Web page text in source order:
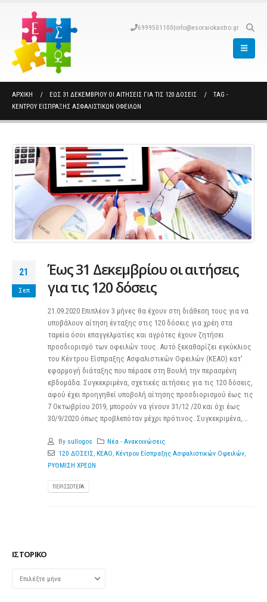
6999501100|info@esoraiokastro.gr
ΑΡΧΙΚΉ ΈΩΣ 31 ΔΕΚΕΜΒΡΊΟΥ ΟΙ ΑΙΤΉΣΕΙΣ ΓΙΑ ΤΙΣ 120 ΔΌΣΕΙΣ
TAG -
ΚΈΝΤΡΟΥ ΕΊΣΠΡΑΞΗΣ ΑΣΦΑΛΙΣΤΙΚΏΝ ΟΦΕΙΛΏΝ
21
Σεπ
Έως 31 Δεκεμβρίου οι αιτήσεις
για τις 120 δόσεις
21.09.2020 Επιπλέον 3 μήνες θα έχουν στη διάθεση τους για να
υποβάλουν αίτηση ένταξης στις 120 δόσεις για χρέη στα
ταμεία όσοι επαγγελματίες και αγρότες έχουν ζητήσει
προσδιορισμό των οφειλών τους. Αυτό ξεκαθαρίζει εγκύκλιος
του Κέντρου Είσπραξης Ασφαλιστικών Οφειλών (ΚΕΑΟ) κατ'
εφαρμογή διάταξης που πέρασε στη Βουλή την περασμένη
εβδομάδα. Συγκεκριμένα, σχετικές αιτήσεις για τις 120 δόσεις,
αφού έχει προηγηθεί υποβολή αίτησης προσδιορισμού έως τις
7 Οκτωβρίου 2019, μπορούν να γίνουν 31/12 /20 και όχι έως
30/9/2020 όπως προβλεπόταν μέχρι πρότινος. Συγκεκριμένα,...
By sullogos
Νέα - Ανακοινώσεις
120 ΔΟΣΕΙΣ, ΚΕΑΟ, Κέντρου Είσπραξης Ασφαλιστικών Οφειλών,
ΡΥΘΜΙΣΗ ΧΡΕΩΝ
ΠΕΡΙΣΣΌΤΕΡΑ
ΙΣΤΟΡΙΚΌ
Ιστορικό